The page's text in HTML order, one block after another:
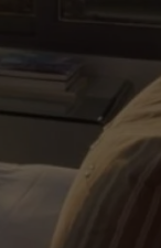
218 925 471
Apoio ao cliente
218 925 471
A sua agência de
estar sempre mais perto
facilidade na marcação
dispor o nosso call
10:00 às 20:00 e Sábado